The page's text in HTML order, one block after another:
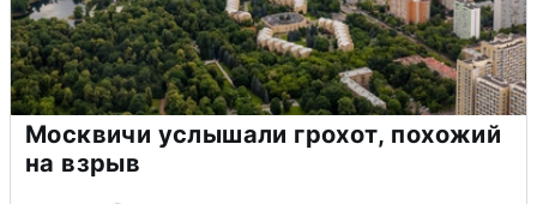
Москвичи услышали грохот, похожий
на взрыв